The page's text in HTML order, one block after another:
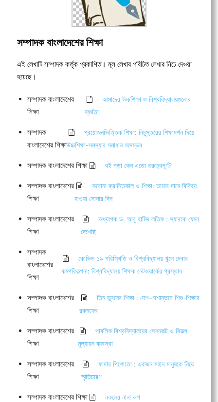
সম্পাদক বাংলাদেশের শিক্ষা
এই লেখাটি সম্পাদক কর্তৃক প্রকাশিত। মূল লেখার পরিচিত লেখার নিচে দেওয়া
হয়েছে।
সম্পাদক বাংলাদেশের
শিক্ষা
আমাদের উচ্চশিক্ষা ও বিশ্ববিদ্যালয়গুলোর
ব্যর্থতা
সম্পাদক
বাংলাদেশের শিক্ষা
প্রয়োজনভিত্তিক শিক্ষা: নিচুস্তরের শিক্ষাদর্শন দিয়ে
উচ্চশিক্ষা-সমস্যার সমাধান অসম্ভব
সম্পাদক বাংলাদেশের শিক্ষা বই পড়া কেন এতো গুরুত্বপূর্ণ?
সম্পাদক বাংলাদেশের
শিক্ষা
করোনা ক্রান্তিকাল ও শিক্ষা: তামার দামে বিকিয়ে
যাওয়া সোনার দিন
সম্পাদক বাংলাদেশের
শিক্ষা
অধ্যাপক ড. আবু হামিদ লতিফ : স্যারকে যেমন
দেখেছি
সম্পাদক
বাংলাদেশের
শিক্ষা
কোভিড ১৯ পরিস্থিতি ও বিশ্ববিদ্যালয় খুলে দেবার
কর্মপরিকল্পনা: বিশ্ববিদ্যালয় শিক্ষক নেটওয়ার্কের প্রস্তাব
সম্পাদক বাংলাদেশের
শিক্ষা
তিন ভুবনের শিক্ষা : দেশ-দেশান্তরে শিশু-শিক্ষার
রকমফের
সম্পাদক বাংলাদেশের
শিক্ষা
পাবলিক বিশ্ববিদ্যালয়ের সেশনজট ও বিকল্প
মূল্যায়ন ব্যবস্থা
সম্পাদক বাংলাদেশের
শিক্ষা
ফাদার পিশোতো : একজন মহান মানুষকে নিয়ে
স্মৃতিচারণ
সম্পাদক বাংলাদেশের শিক্ষা নকলের নানা রূপ